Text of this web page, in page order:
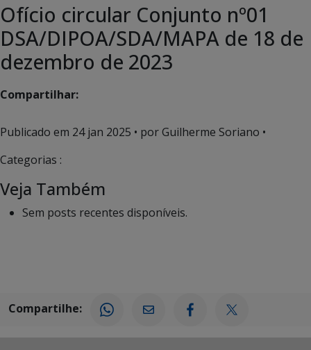
Ofício circular Conjunto nº01
DSA/DIPOA/SDA/MAPA de 18 de
dezembro de 2023
Compartilhar:
Publicado em 24 jan 2025 • por Guilherme Soriano •
Categorias :
Veja Também
Sem posts recentes disponíveis.
Compartilhe: